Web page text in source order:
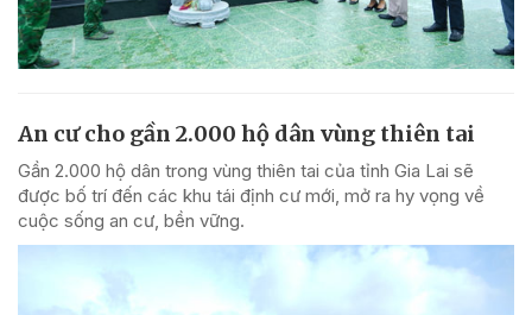
An cư cho gần 2.000 hộ dân vùng thiên tai
Gần 2.000 hộ dân trong vùng thiên tai của tỉnh Gia Lai sẽ
được bố trí đến các khu tái định cư mới, mở ra hy vọng về
cuộc sống an cư, bền vững.